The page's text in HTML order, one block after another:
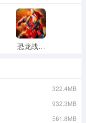
恐龙战队传奇战役最新免费版
322.4MB
932.3MB
561.8MB